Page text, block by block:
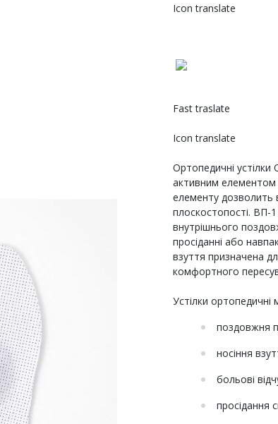
Icon translate
Fast traslate
Icon translate
Ортопедичні
активним елементом
елементу дозволить
плоскостопості. ВП-1
внутрішнього
просіданні або
взуття призначена
комфортного
Устілки ортопедичні
поздовжня
носіння
больові
просідання